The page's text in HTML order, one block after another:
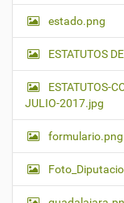
estado.png
ESTATUTOS
ESTATUTOS-
JULIO-2017.jpg
formulario.png